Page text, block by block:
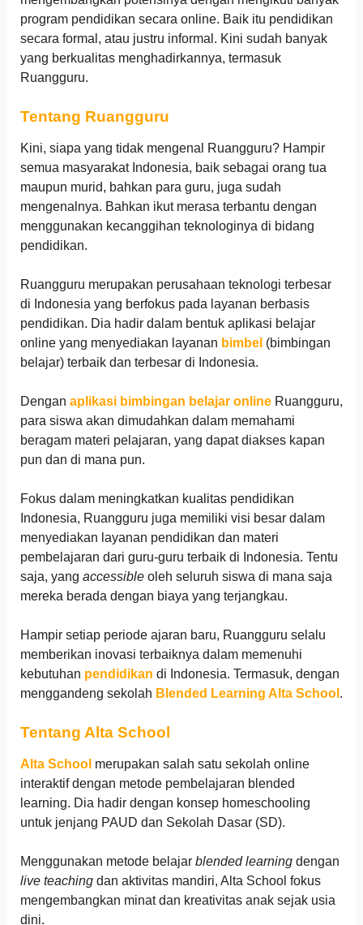
program pendidikan secara online. Baik itu pendidikan
secara formal, atau justru informal. Kini sudah banyak
yang berkualitas menghadirkannya, termasuk
Ruangguru.
Tentang Ruangguru
Kini, siapa yang tidak mengenal Ruangguru? Hampir
semua masyarakat Indonesia, baik sebagai orang tua
maupun murid, bahkan para guru, juga sudah
mengenalnya. Bahkan ikut merasa terbantu dengan
menggunakan kecanggihan teknologinya di bidang
pendidikan.
Ruangguru merupakan perusahaan teknologi terbesar
di Indonesia yang berfokus pada layanan berbasis
pendidikan. Dia hadir dalam bentuk aplikasi belajar
online yang menyediakan layanan bimbel (bimbingan
belajar) terbaik dan terbesar di Indonesia.
Dengan aplikasi bimbingan belajar onlineRuangguru,
para siswa akan dimudahkan dalam memahami
beragam materi pelajaran, yang dapat diakses kapan
pun dan di mana pun.
Fokus dalam meningkatkan kualitas pendidikan
Indonesia, Ruangguru juga memiliki visi besar dalam
menyediakan layanan pendidikan dan materi
pembelajaran dari guru-guru terbaik di Indonesia. Tentu
saja, yang accessibleoleh seluruh siswa di mana saja
mereka berada dengan biaya yang terjangkau.
Hampir setiap periode ajaran baru, Ruangguru selalu
memberikan inovasi terbaiknya dalam memenuhi
kebutuhan pendidikan di Indonesia. Termasuk, dengan
menggandeng sekolah Blended Learning Alta School .
Tentang Alta School
Alta School merupakan salah satu sekolah online
interaktif dengan metode pembelajaran blended
learning. Dia hadir dengan konsep homeschooling
untuk jenjang PAUD dan Sekolah Dasar (SD).
Menggunakan metode belajar blended learningdengan
live teaching dan aktivitas mandiri, Alta School fokus
mengembangkan minat dan kreativitas anak sejak usia
dini.